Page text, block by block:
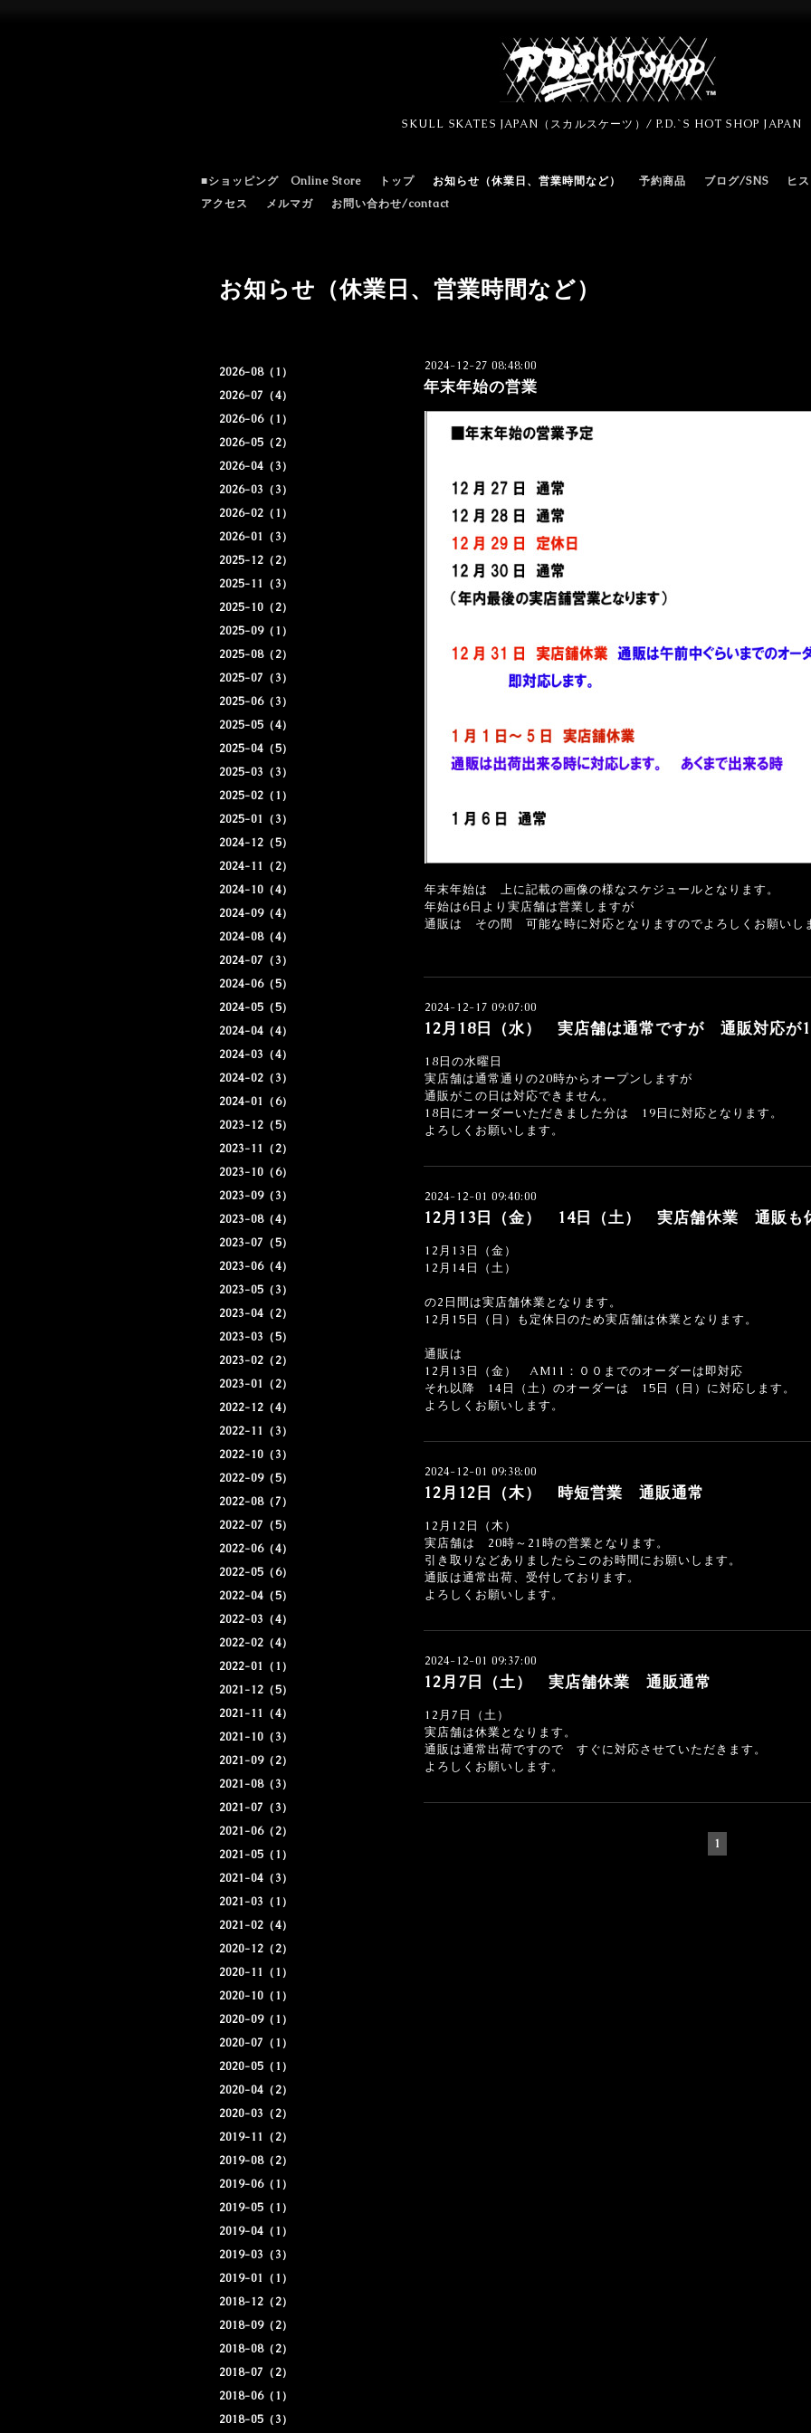
SKULL SKATES JAPAN（スカルスケーツ）/ P.D.`S HOT SHOP JAPAN
■ショッピング Online Store トップ お知らせ（休業日、営業時間など） 予約商品 ブログ/SNS ヒ
アクセス
メルマガ お問い合わせ/contact
2026-08（1）
2026-07（4）
2026-06（1）
2026-05（2）
2026-04（3）
2026-03（3）
2026-02（1）
2026-01（3）
2025-12（2）
2025-11（3）
2025-10（2）
2025-09（1）
2025-08（2）
2025-07（3）
2025-06（3）
2025-05（4）
2025-04（5）
2025-03（3）
2025-02（1）
2025-01（3）
2024-12（5）
2024-11（2）
2024-10（4）
2024-09（4）
2024-08（4）
2024-07（3）
2024-06（5）
2024-05（5）
2024-04（4）
2024-03（4）
2024-02（3）
2024-01（6）
2023-12（5）
2023-11（2）
2023-10（6）
2023-09（3）
2023-08（4）
2023-07（5）
2023-06（4）
2023-05（3）
2023-04（2）
2023-03（5）
2023-02（2）
2023-01（2）
2022-12（4）
2022-11（3）
2022-10（3）
2022-09（5）
2022-08（7）
2022-07（5）
2022-06（4）
2022-05（6）
2022-04（5）
2022-03（4）
2022-02（4）
2022-01（1）
2021-12（5）
2021-11（4）
2021-10（3）
2021-09（2）
2021-08（3）
2021-07（3）
2021-06（2）
2021-05（1）
2021-04（3）
2021-03（1）
2021-02（4）
2020-12（2）
2020-11（1）
2020-10（1）
2020-09（1）
2020-07（1）
2020-05（1）
2020-04（2）
2020-03（2）
2019-11（2）
2019-08（2）
2019-06（1）
2019-05（1）
2019-04（1）
2019-03（3）
2019-01（1）
2018-12（2）
2018-09（2）
2018-08（2）
2018-07（2）
2018-06（1）
2018-05（3）
お知らせ（休業日、営業時間など）
2024-12-27 08:48:00
年末年始の営業
年末年始は 上に記載の画像の様なスケジュールとなります。
年始は6日より実店舗は営業しますが
通販は その間 可能な時に対応となりますのでよろしくお願いし
2024-12-17 09:07:00
12月18日（水） 実店舗は通常ですが 通販対応が
18日の水曜日
実店舗は通常通りの20時からオープンしますが
通販がこの日は対応できません。
18日にオーダーいただきました分は 19日に対応となります。
よろしくお願いします。
2024-12-01 09:40:00
12月13日（金） 14日（土） 実店舗休業 通販も休
12月13日（金）
12月14日（土）
の2日間は実店舗休業となります。
12月15日（日）も定休日のため実店舗は休業となります。
通販は
12月13日（金） AM11：００までのオーダーは即対応
それ以降 14日（土）のオーダーは 15日（日）に対応します。
よろしくお願いします。
2024-12-01 09:38:00
12月12日（木） 時短営業 通販通常
12月12日（木）
実店舗は 20時～21時の営業となります。
引き取りなどありましたらこのお時間にお願いします。
通販は通常出荷、受付しております。
よろしくお願いします。
2024-12-01 09:37:00
12月7日（土） 実店舗休業 通販通常
12月7日（土）
実店舗は休業となります。
通販は通常出荷ですので すぐに対応させていただきます。
よろしくお願いします。
1